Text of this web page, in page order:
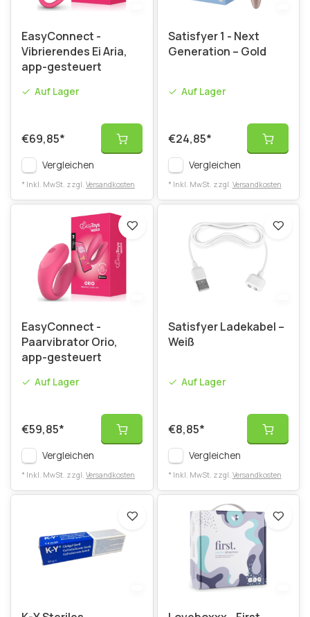
EasyConnect -
Vibrierendes Ei Aria,
app-gesteuert
Auf Lager
€69,85*
Vergleichen
* Inkl. MwSt. zzgl. Versandkosten
Satisfyer 1 - Next
Generation – Gold
Auf Lager
€24,85*
Vergleichen
* Inkl. MwSt. zzgl. Versandkosten
EasyConnect -
Paarvibrator Orio,
app-gesteuert
Auf Lager
€59,85*
Vergleichen
* Inkl. MwSt. zzgl. Versandkosten
Satisfyer Ladekabel –
Weiß
Auf Lager
€8,85*
Vergleichen
* Inkl. MwSt. zzgl. Versandkosten